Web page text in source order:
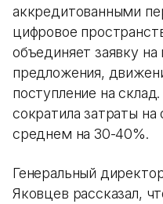
аккредитованными
цифровое
объединяет заявку
предложения,
поступление на
сократила затраты
среднем на 30-40%.
Генеральный
Яковцев рассказал,